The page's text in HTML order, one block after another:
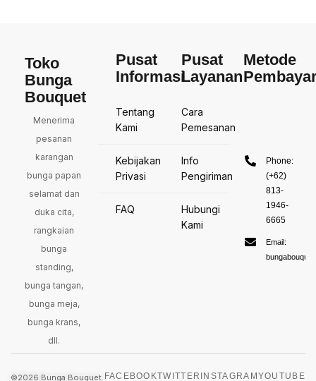
Toko
Bunga
Bouquet
Menerima
pesanan
karangan
bunga papan
selamat dan
duka cita,
rangkaian
bunga
standing,
bunga tangan,
bunga meja,
bunga krans,
dll.
Pusat
Informasi
Tentang
Kami
Kebijakan
Privasi
FAQ
Pusat
Layanan
Cara
Pemesanan
Info
Pengiriman
Hubungi
Kami
Metode
Phone:
(+62)
813-
1946-
6665
Email:
©2026 Bunga Bouquet. FACEBOOKTWITTER INSTAGRAM YOUTUBE